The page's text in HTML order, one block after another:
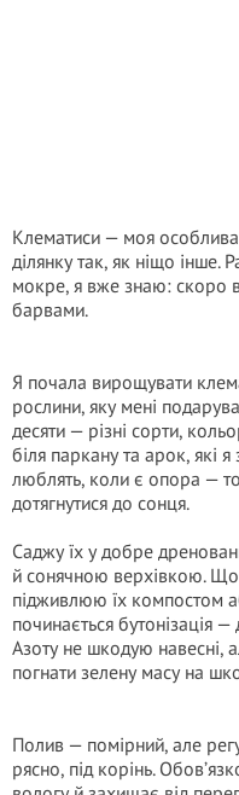
Клематиси — моя
ділянку так, як ніщо
мокре, я вже знаю: скоро
барвами.
Я почала вирощувати
рослини, яку мені
десяти — різні сорти,
біля паркану та арок, які
люблять, коли є опора —
дотягнутися до сонця.
Саджу їх у добре
й сонячною верхівкою.
підживлюю їх компостом
починається
Азоту не шкодую навесні,
погнати зелену масу на
Полив — помірний, але
рясно, під корінь.